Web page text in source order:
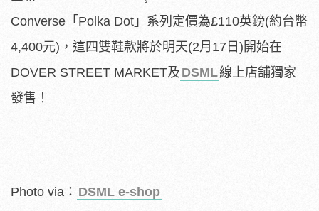
Converse「Polka Dot」系列定價為£110英鎊(約台幣
4,400元)，這四雙鞋款將於明天(2月17日)開始在
DOVER STREET MARKET及 DSML線上店舖獨家
發售！
Photo via： DSML e-shop